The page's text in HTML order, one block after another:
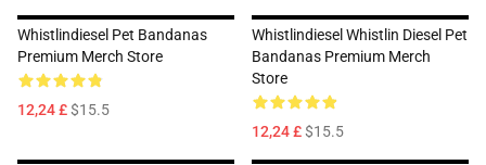
Whistlindiesel Pet Bandanas
Premium Merch Store
12,24 £$15.5
Whistlindiesel Whistlin Diesel Pet
Bandanas Premium Merch
Store
12,24 £$15.5